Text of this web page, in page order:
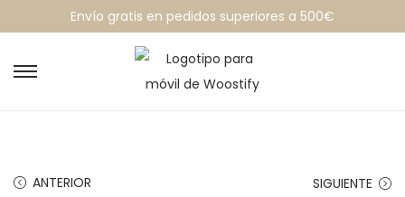
Envío gratis en pedidos superiores a 500€
ANTERIOR SIGUIENTE